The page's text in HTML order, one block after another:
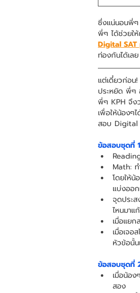
ซึ่งแน่นอนพี่ๆ
พี่ๆ ได้ช่วยใ
Digital SAT
ท่องกันได้เลย
แต่เดี๋ยวก่อน
ประหยัด พี่ๆ
พี่ๆ KPH จึง
เพื่อให้น้องๆ
สอบ Digital
ข้อสอบชุดที่
Math:
โดยให้
แบ่งออ
จุดประส
ไหนมาแ
เมื่อแย
เมื่อเจอ
หัวข้อนั้
ข้อสอบชุดที่
เมื่อน้อ
สอง